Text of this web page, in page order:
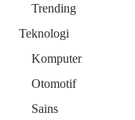
Trending
Teknologi
Komputer
Otomotif
Sains